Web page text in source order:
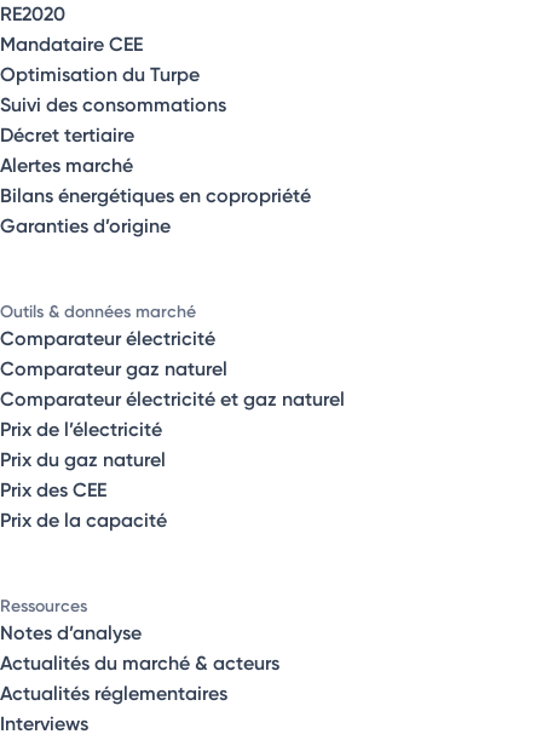
RE2020
Mandataire CEE
Optimisation du Turpe
Suivi des consommations
Décret tertiaire
Alertes marché
Bilans énergétiques en copropriété
Garanties d’origine
Outils & données marché
Comparateur électricité
Comparateur gaz naturel
Comparateur électricité et gaz naturel
Prix de l’électricité
Prix du gaz naturel
Prix des CEE
Prix de la capacité
Ressources
Notes d’analyse
Actualités du marché & acteurs
Actualités réglementaires
Interviews